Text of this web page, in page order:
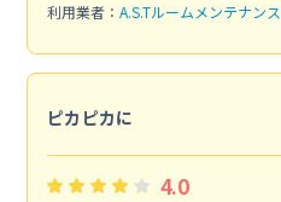
利用業者： A.S.Tルームメンテナンス
ピカピカに
4.0